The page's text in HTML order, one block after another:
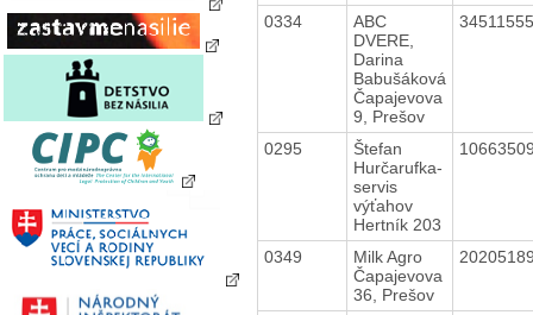
0334
ABC
DVERE,
Darina
Babušáková
Čapajevova
9, Prešov
0295
Štefan
Hurčarufka-
servis
výťahov
Hertník 203
0349
Milk Agro
Čapajevova
36, Prešov